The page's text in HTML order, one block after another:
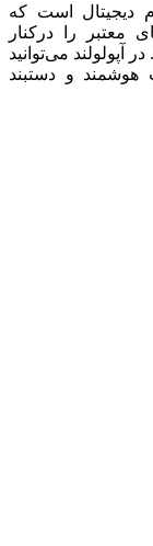
دیجیتال است که
معتبر را درکنار
آپولولند می‌توانید
و دستبند